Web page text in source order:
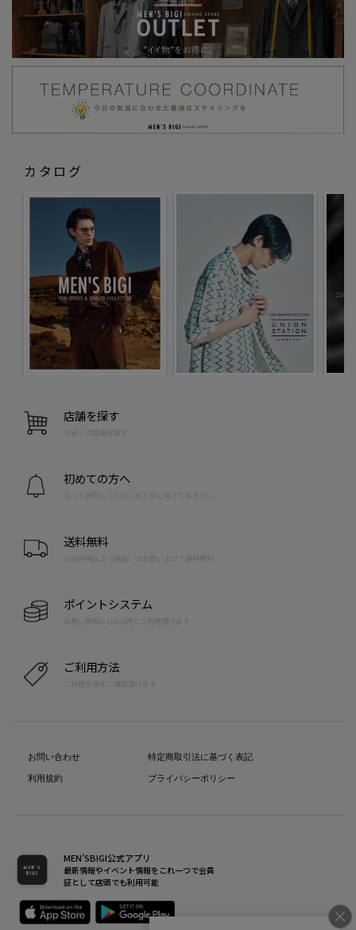
カタログ
店舗を探す
お近くの店舗を探す
初めての方へ
もっと便利に！たのしむために覚えておきたい
送料無料
10,000円以上（税込）のお買い上げで送料無料
ポイントシステム
お買い物毎に1pt=1円でご利用頂けます
ご利用方法
ご利用方法をご確認頂けます
お問い合わせ
利用規約
特定商取引法に基づく表記
プライバシーポリシー
MEN’SBIGI公式アプリ
最新情報やイベント情報をこれ一つで会員
証として店頭でも利用可能